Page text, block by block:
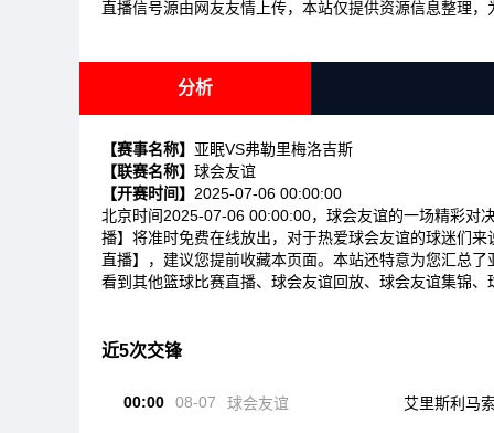
直播信号源由网友友情上传，本站仅提供资源信息整理
分析
【赛事名称】 亚眠VS弗勒里梅洛吉斯
【联赛名称】 球会友谊
【开赛时间】 2025-07-06 00:00:00
北京时间2025-07-06 00:00:00，球会友谊的一场精彩
播】将准时免费在线放出，对于热爱球会友谊的球迷们
直播】，建议您提前收藏本页面。本站还特意为您汇总
看到其他篮球比赛直播、球会友谊回放、球会友谊集锦
近5次交锋
00:00 08-07 球会友谊 艾里斯利马